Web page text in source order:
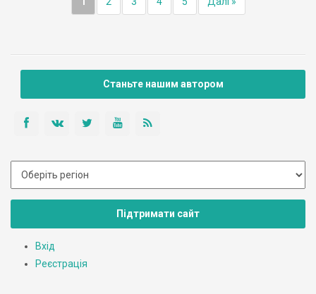
Станьте нашим автором
Підтримати сайт
Вхід
Реєстрація